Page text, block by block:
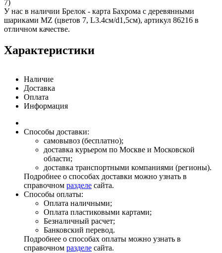
7)
У нас в наличии Брелок - карта Бахрома с деревянными
шариками MZ (цветов 7, L3.4см/d1,5см), артикул 86216 в
отличном качестве.
Характеристики
Наличие
Доставка
Оплата
Информация
Способы доставки:
самовывоз (бесплатно);
доставка курьером по Москве и Московской
области;
доставка транспортными компаниями (регионы).
Подробнее о способах доставки можно узнать в
справочном разделе сайта.
Способы оплаты:
Оплата наличными;
Оплата пластиковыми картами;
Безналичный расчет;
Банковский перевод.
Подробнее о способах оплаты можно узнать в
справочном разделе сайта.